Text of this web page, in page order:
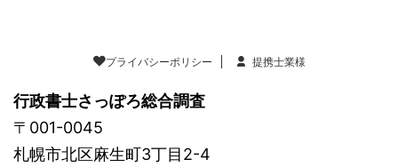
プライバシーポリシー 提携士業様
行政書士さっぽろ総合調査
〒001-0045
札幌市北区麻生町3丁目2-4